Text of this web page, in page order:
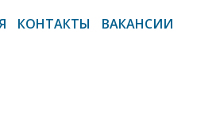
КОНТАКТЫ ВАКАНСИИ